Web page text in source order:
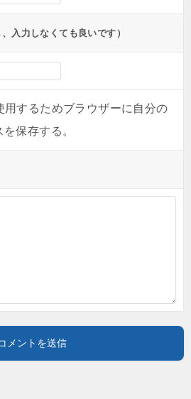
入力しなくても良いです）
用するためブラウザーに自分の
保存する。